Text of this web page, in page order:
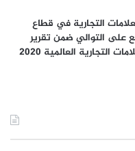
التجارية في قطاع
على التوالي ضمن تقرير
التجارية العالمية 2020